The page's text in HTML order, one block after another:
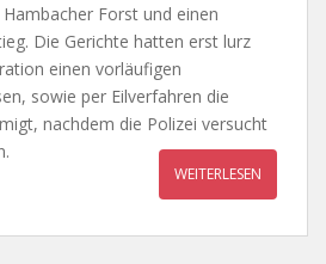
Forst und einen
Die Gerichte hatten erst lurz
einen vorläufigen
sowie per Eilverfahren die
nachdem die Polizei versucht
WEITERLESEN